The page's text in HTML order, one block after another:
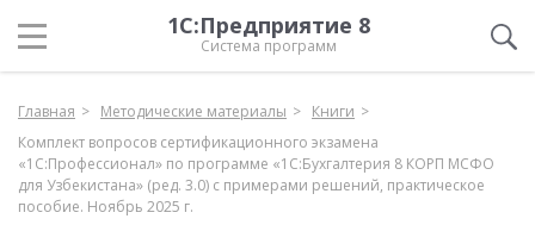
1С:Предприятие 8
Система программ
Главная Методические материалы
Книги
Комплект вопросов сертификационного экзамена
«1С:Профессионал» по программе «1С:Бухгалтерия 8 КОРП МСФО
для Узбекистана» (ред. 3.0) с примерами решений, практическое
пособие. Ноябрь 2025 г.